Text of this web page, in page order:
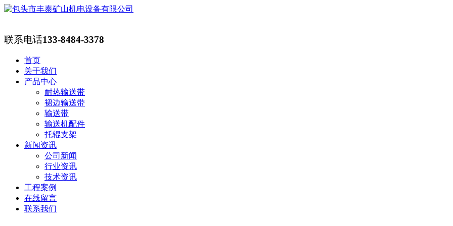
联系电话133-8484-3378
首页
关于我们
产品中心
耐热输送带
裙边输送带
输送带
输送机配件
托辊支架
新闻资讯
公司新闻
行业资讯
技术资讯
工程案例
在线留言
联系我们